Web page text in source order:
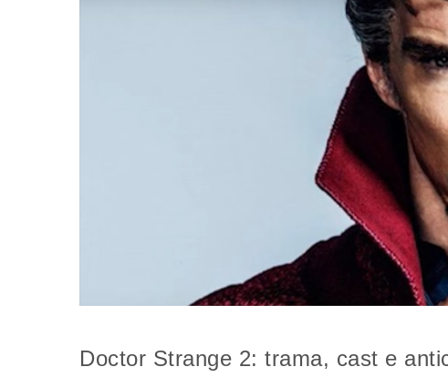
Doctor Strange 2: trama, cast e